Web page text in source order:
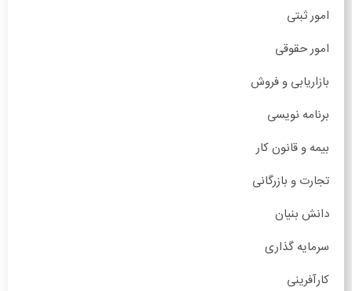
امور ثبتی
امور حقوقی
بازاریابی و فروش
برنامه نویسی
بیمه و قانون کار
تجارت و بازرگانی
دانش بنیان
سرمایه گذاری
کارآفرینی